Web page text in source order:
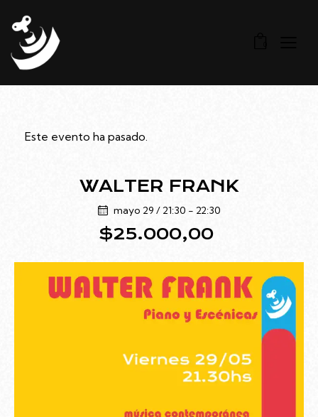
Este evento ha pasado.
WALTER FRANK
mayo 29 / 21:30 - 22:30
$25.000,00